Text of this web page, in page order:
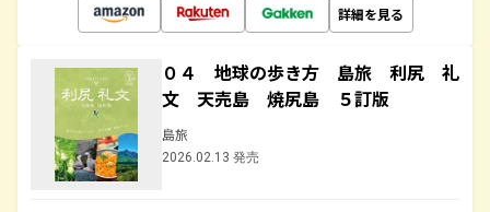
詳細を見る
０４ 地球の歩き方 島旅 利尻 礼
文 天売島 焼尻島 ５訂版
島旅
2026.02.13 発売